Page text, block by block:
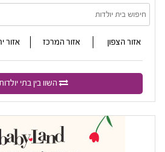
אזור הצפון אזור המרכז אזור
השוו בין בתי